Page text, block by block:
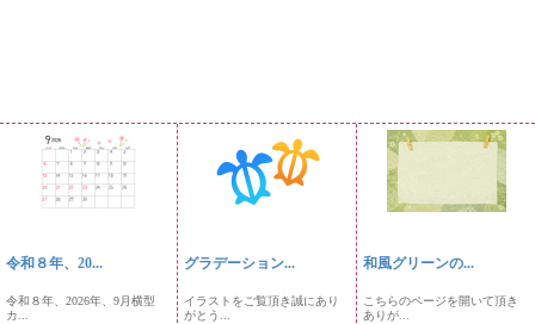
令和８年、20...
令和８年、2026年、9月横型
カ...
グラデーション...
イラストをご覧頂き誠にあり
がとう...
和風グリーンの...
こちらのページを開いて頂き
ありが...